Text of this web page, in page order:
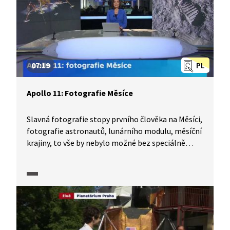
přistání člověka na Měsíci.
PL
07:19
Apollo 11: Fotografie Měsíce
Slavná fotografie stopy prvního člověka na Měsíci,
fotografie astronautů, lunárního modulu, měsíční
krajiny, to vše by nebylo možné bez speciálně
naslepo, bez hledáčku, který je pro fotografa
ve skafandru zbytečný. Astrofotograf Zdeněk
Bardon ukazuje téměř originál přístroje, který byl
používán na misích Apollo. Úpravy nutné
pro fotografování v kosmickém prostoru popisuje